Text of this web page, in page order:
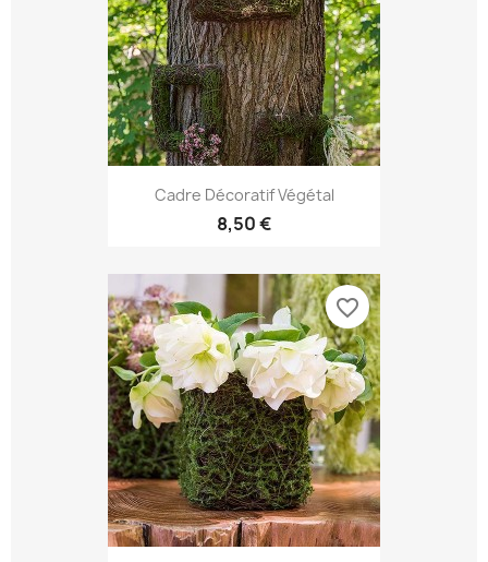
Cadre Décoratif Végétal
8,50 €
favorite_border